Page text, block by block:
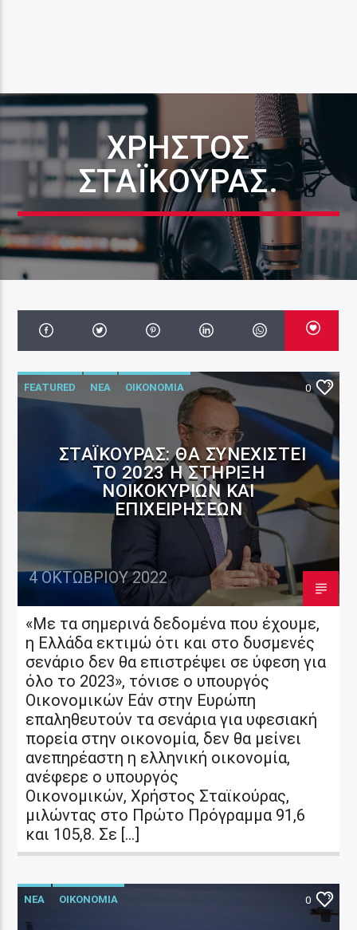
ΧΡΉΣΤΟΣ
ΣΤΑΪΚΟΎΡΑΣ.
FEATURED ΝΕΑ ΟΙΚΟΝΟΜΙΑ 0
ΣΤΑΪΚΟΎΡΑΣ: ΘΑ ΣΥΝΕΧΙΣΤΕΊ
ΤΟ 2023 Η ΣΤΉΡΙΞΗ
ΝΟΙΚΟΚΥΡΙΏΝ ΚΑΙ
ΕΠΙΧΕΙΡΉΣΕΩΝ
4 ΟΚΤΩΒΡΊΟΥ 2022
«Με τα σημερινά δεδομένα που έχουμε,
η Ελλάδα εκτιμώ ότι και στο δυσμενές
σενάριο δεν θα επιστρέψει σε ύφεση για
όλο το 2023», τόνισε ο υπουργός
Οικονομικών Εάν στην Ευρώπη
επαληθευτούν τα σενάρια για υφεσιακή
πορεία στην οικονομία, δεν θα μείνει
ανεπηρέαστη η ελληνική οικονομία,
ανέφερε ο υπουργός
Οικονομικών, Χρήστος Σταϊκούρας,
μιλώντας στο Πρώτο Πρόγραμμα 91,6
και 105,8. Σε […]
ΝΕΑ ΟΙΚΟΝΟΜΙΑ 0